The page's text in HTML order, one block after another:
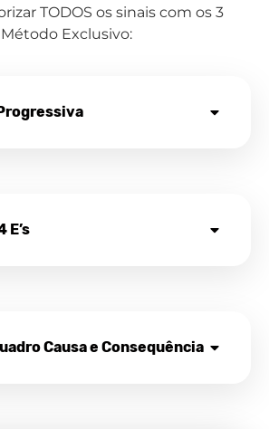
TODOS os sinais com os 3
Exclusivo:
E’s
Causa e Consequência